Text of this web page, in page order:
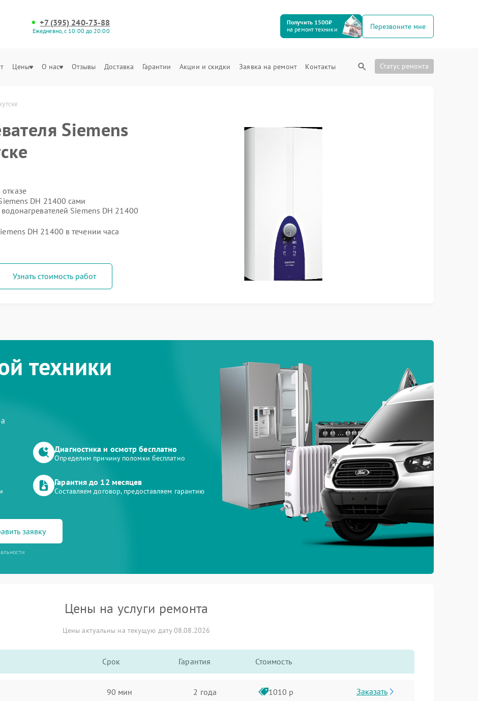
+7 (395) 240-73-88
Ежедневно, с 10:00 до 20:00
Получить 1500₽
на ремонт техники
Перезвоните мне
Цены О нас Отзывы Доставка Гарантии Акции и скидки Заявка на ремонт Контакты Статус ремонта
Siemens
DH 21400 сами
Siemens DH 21400
DH 21400 в течении часа
Узнать стоимость работ
техники
Диагностика и осмотр бесплатно
Определим причину поломки бесплатно
Гарантия до 12 месяцев
Составляем договор, предоставляем гарантию
заявку
Цены на услуги ремонта
Цены актуальны на текущую дату 08.08.2026
Срок Гарантия Стоимость
90 мин 2 года 1010 р Заказать